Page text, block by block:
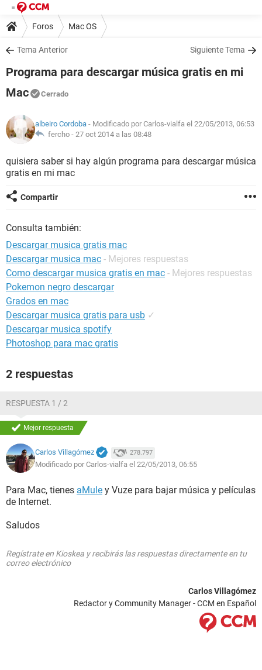
Foros Mac OS
Tema Anterior Siguiente Tema
Programa para descargar música gratis en mi
Mac
Cerrado
albeiro Cordoba - Modificado por Carlos-vialfa el 22/05/2013, 06:53
fercho - 27 oct 2014 a las 08:48
quisiera saber si hay algún programa para descargar música
gratis en mi mac
Compartir
Consulta también:
Descargar musica gratis mac
Descargar musica mac - Mejores respuestas
Como descargar musica gratis en mac - Mejores respuestas
Pokemon negro descargar
Grados en mac
Descargar musica gratis para usb ✓
Descargar musica spotify
Photoshop para mac gratis
2 respuestas
RESPUESTA 1 / 2
Mejor respuesta
Carlos Villagómez 278.797
Modificado por Carlos-vialfa el 22/05/2013, 06:55
Para Mac, tienes aMule y Vuze para bajar música y películas
de Internet.
Saludos
Regístrate en Kioskea y recibirás las respuestas directamente en tu
correo electrónico
Carlos Villagómez
Redactor y Community Manager - CCM en Español